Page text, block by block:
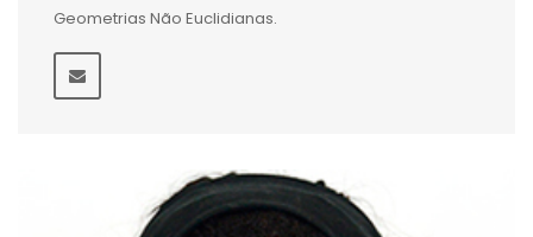
Geometrias Não Euclidianas.